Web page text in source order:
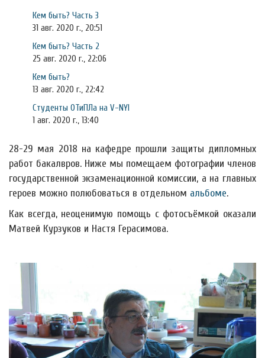
Кем быть? Часть 3
31 авг. 2020 г., 20:51
Кем быть? Часть 2
25 авг. 2020 г., 22:06
Кем быть?
13 авг. 2020 г., 22:42
Студенты ОТиПЛа на V-NYI
1 авг. 2020 г., 13:40
28-29 мая 2018 на кафедре прошли защиты дипломных
работ бакалвров. Ниже мы помещаем фотографии членов
государственной экзаменационной комиссии, а на главных
героев можно полюбоваться в отдельном альбоме.
Как всегда, неоценимую помощь с фотосъёмкой оказали
Матвей Курзуков и Настя Герасимова.